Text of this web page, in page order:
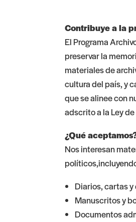
Contribuye a la
El Programa
preservar la
materiales de
cultura del país, y
que se alinee con
adscrito a la Ley
¿Qué
Nos interesan
Diarios, cartas
Manuscritos y
Documentos